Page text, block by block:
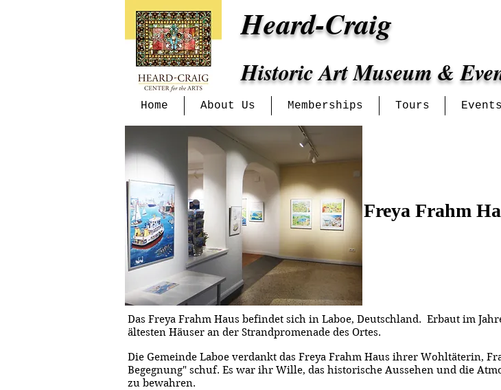
Heard-Craig
Historic Art Museum &
Home About Us Memberships Tours Events
Freya Frahm
Das Freya Frahm Haus befindet sich in Laboe, Deutschland. Erbaut im
ältesten Häuser an der Strandpromenade des Ortes.
Die Gemeinde Laboe verdankt das Freya Frahm Haus ihrer Wohltäterin,
Begegnung" schuf. Es war ihr Wille, das historische Aussehen und die
zu bewahren.